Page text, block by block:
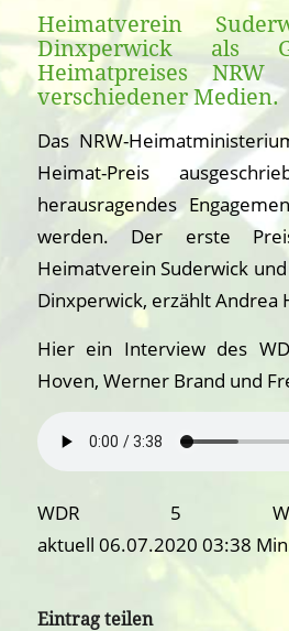
Heimatverein
Dinxperwick als
Heimatpreises
verschiedener Medien.
Das NRW-
Heimat-Preis
herausragendes
werden. Der erste
Heimatverein Suderwick
Dinxperwick, erzählt Andrea
Hier ein Interview des
Hoven, Werner Brand und
WDR 5
aktuell 06.07.2020 03:38
Eintrag teilen